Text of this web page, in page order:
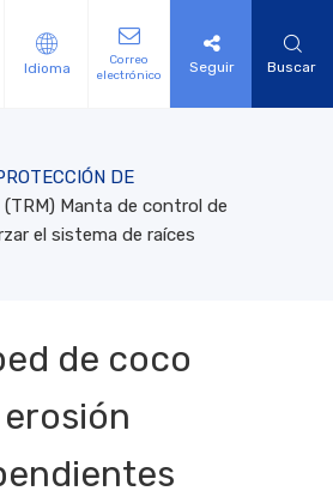
Contáctenos
Idioma
Correo
electrónico
Seguir Buscar
DE
Manta de control de
el sistema de raíces
de coco